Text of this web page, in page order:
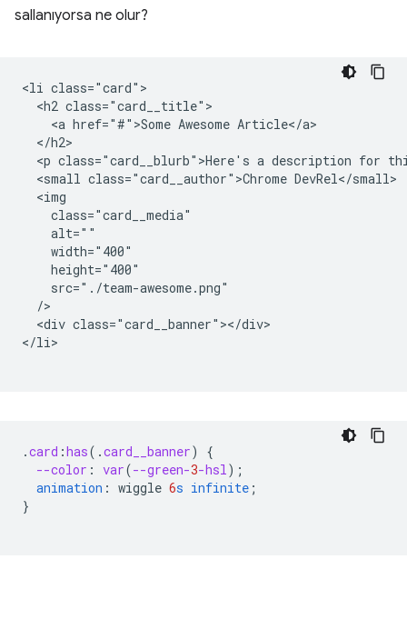
sallanıyorsa ne olur?
<li class="card">
  <h2 class="card__title">
    <a href="#">Some Awesome Article</a>
  </h2>
<p class="card__blurb">Here's a description for
  <small class="card__author">Chrome DevRel</small>
  <img
    class="card__media"
    alt=""
    width="400"
    height="400"
    src="./team-awesome.png"
  />
  <div class="card__banner"></div>
</li>
.card :has( .card__banner)
{
--color : var(--green-3-hsl);
animation : wiggle 6s infinite ;
}